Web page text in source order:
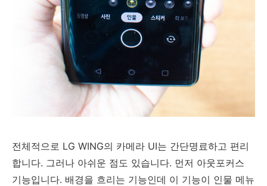
전체적으로 LG WING의 카메라 UI는 간단명료하고 편리
합니다. 그러나 아쉬운 점도 있습니다. 먼저 아웃포커스
기능입니다. 배경을 흐리는 기능인데 이 기능이 인물 메뉴